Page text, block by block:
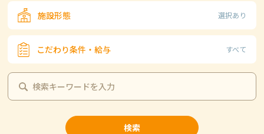
施設形態 選択あり
こだわり条件・給与 すべて
検索